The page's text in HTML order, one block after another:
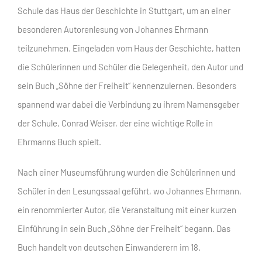
Schule das Haus der Geschichte in Stuttgart, um an einer
besonderen Autorenlesung von Johannes Ehrmann
teilzunehmen. Eingeladen vom Haus der Geschichte, hatten
die Schülerinnen und Schüler die Gelegenheit, den Autor und
sein Buch „Söhne der Freiheit“ kennenzulernen. Besonders
spannend war dabei die Verbindung zu ihrem Namensgeber
der Schule, Conrad Weiser, der eine wichtige Rolle in
Ehrmanns Buch spielt.
Nach einer Museumsführung wurden die Schülerinnen und
Schüler in den Lesungssaal geführt, wo Johannes Ehrmann,
ein renommierter Autor, die Veranstaltung mit einer kurzen
Einführung in sein Buch „Söhne der Freiheit“ begann. Das
Buch handelt von deutschen Einwanderern im 18.